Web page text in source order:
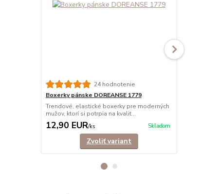
24 hodnotenie
Boxerky pánske DOREANSE 1779
Trendové, elastické boxerky pre moderných
mužov, ktorí si potrpia na kvalit...
12,90 EUR/ks Skladom
Zvoliť variant